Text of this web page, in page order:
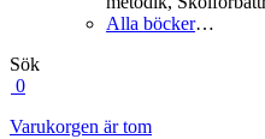
Alla böcker…
Sök
0
Varukorgen är tom